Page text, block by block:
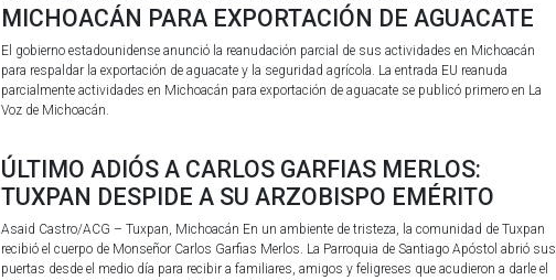
MICHOACÁN PARA EXPORTACIÓN DE AGUACATE
El gobierno estadounidense anunció la reanudación parcial de sus actividades en Michoacán
para respaldar la exportación de aguacate y la seguridad agrícola. La entrada EU reanuda
parcialmente actividades en Michoacán para exportación de aguacate se publicó primero en La
Voz de Michoacán.
ÚLTIMO ADIÓS A CARLOS GARFIAS MERLOS:
TUXPAN DESPIDE A SU ARZOBISPO EMÉRITO
Asaid Castro/ACG – Tuxpan, Michoacán En un ambiente de tristeza, la comunidad de Tuxpan
recibió el cuerpo de Monseñor Carlos Garfias Merlos. La Parroquia de Santiago Apóstol abrió sus
puertas desde el medio día para recibir a familiares, amigos y feligreses que acudieron a darle el